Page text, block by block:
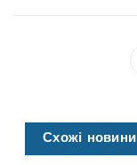
Схожі новини